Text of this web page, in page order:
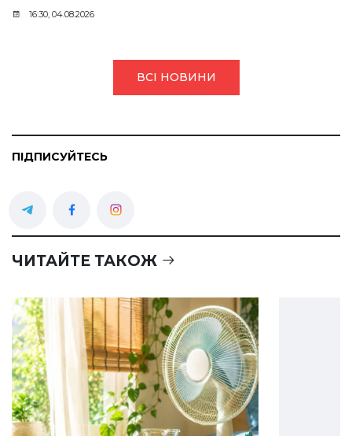
16:30, 04.08.2026
ВСІ НОВИНИ
ПІДПИСУЙТЕСЬ
ЧИТАЙТЕ ТАКОЖ